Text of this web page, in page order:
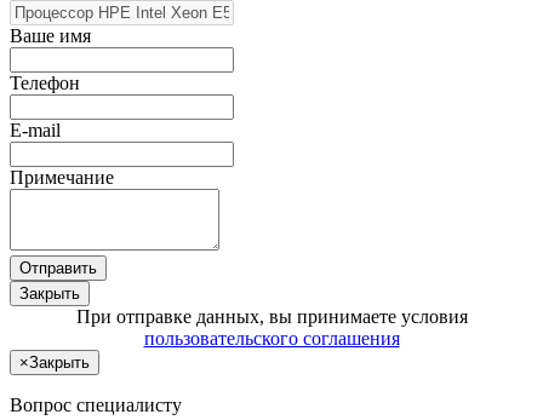
Ваше имя
Телефон
E-mail
Примечание
Отправить
Закрыть
При отправке данных, вы принимаете условия
пользовательского соглашения
×Закрыть
Вопрос специалисту